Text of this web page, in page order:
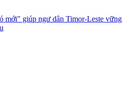
mới" giúp ngư dân Timor-Leste vững